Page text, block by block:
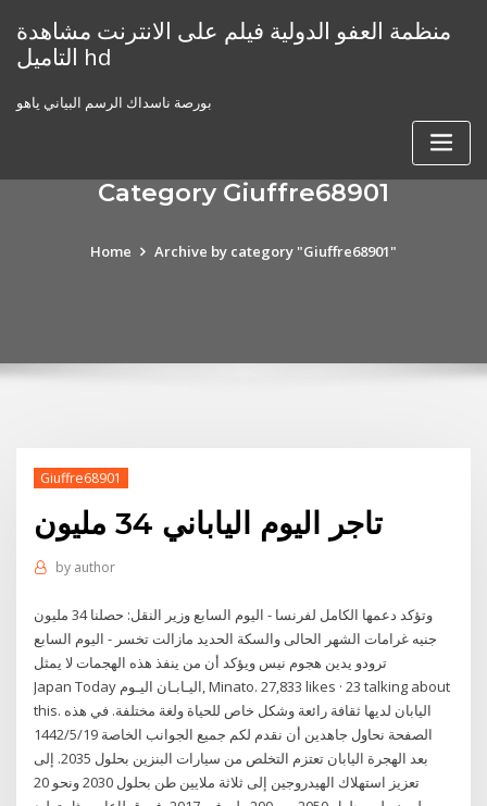
content
منظمة العفو الدولية فيلم على الانترنت مشاهدة
التاميل hd
بورصة ناسداك الرسم البياني ياهو
Category Giuffre68901
Home Archive by category "Giuffre68901"
Giuffre68901
تاجر اليوم الياباني 34 مليون
by author
وتؤكد دعمها الكامل لفرنسا - اليوم السابع وزير النقل: حصلنا 34 مليون
جنيه غرامات الشهر الحالى والسكة الحديد مازالت تخسر - اليوم السابع
ترودو يدين هجوم نيس ويؤكد أن من ينفذ هذه الهجمات لا يمثل
‎Japan Today اليـابـان اليـوم‎, Minato. 27,833 likes · 23 talking about
this. ‎اليابان لديها ثقافة رائعة وشكل خاص للحياة ولغة مختلفة. في هذه
الصفحة نحاول جاهدين أن نقدم لكم جميع الجوانب الخاصة 19‏‏/5‏‏/1442
بعد الهجرة اليابان تعتزم التخلص من سيارات البنزين بحلول 2035. إلى
تعزيز استهلاك الهيدروجين إلى ثلاثة ملايين طن بحلول 2030 ونحو 20